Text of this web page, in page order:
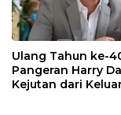
Ulang Tahun ke-
Pangeran Harry
Kejutan dari